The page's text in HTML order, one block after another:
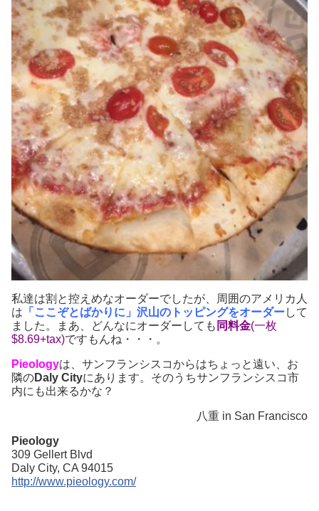
私達は割と控えめなオーダーでしたが、周囲のアメリカ人
は 「ここぞとばかりに」沢山のトッピングをオーダーして
ました。まあ、どんなにオーダーしても 同料金(一枚
$8.69+tax)ですもんね・・・。
Pieologyは、サンフランシスコからはちょっと遠い、お
隣のDaly Cityにあります。そのうちサンフランシスコ市
内にも出来るかな？
八重 in San Francisco
Pieology
309 Gellert Blvd
Daly City, CA 94015
http://www.pieology.com/